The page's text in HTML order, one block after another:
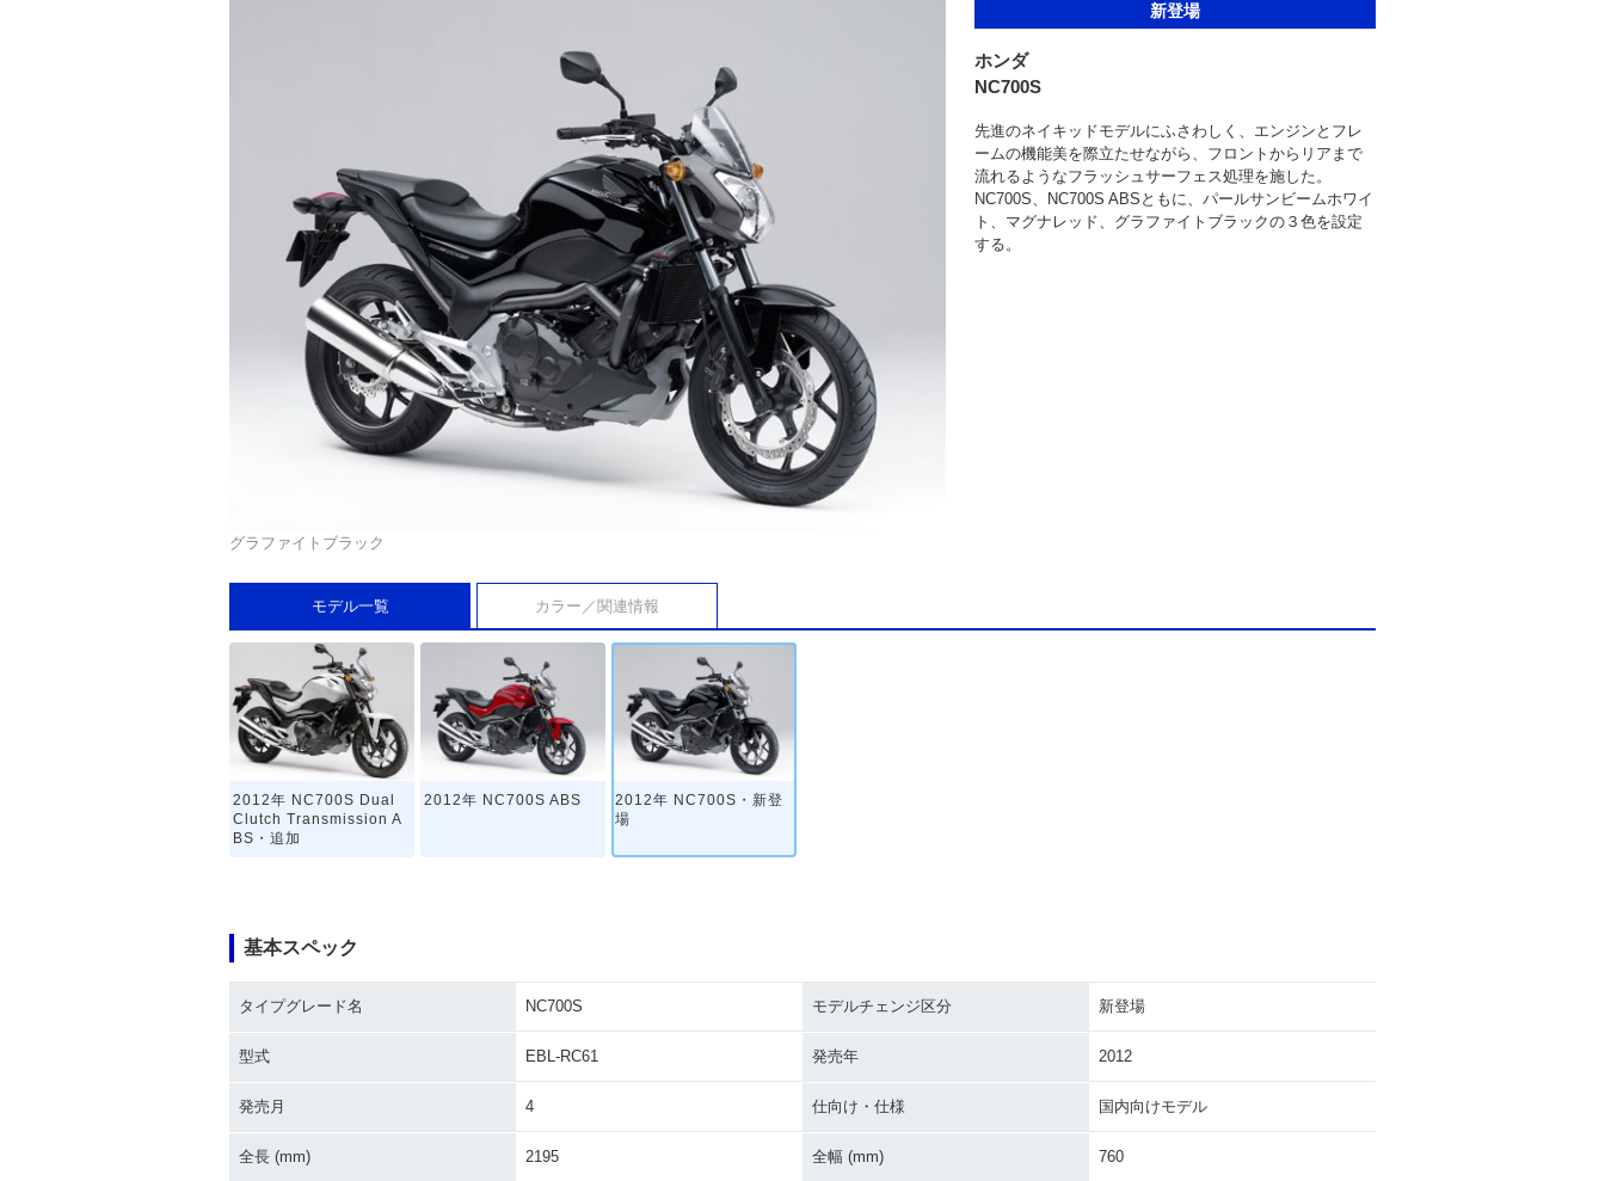
グラファイトブラック
新登場
ホンダ
NC700S
先進のネイキッドモデルにふさわしく、エンジンとフレ
ームの機能美を際立たせながら、フロントからリアまで
流れるようなフラッシュサーフェス処理を施した。
NC700S、NC700S ABSともに、パールサンビームホワイ
ト、マグナレッド、グラファイトブラックの３色を設定
する。
モデル一覧 カラー／関連情報
2012年 NC700S Dual
Clutch Transmission A
BS・追加
2012年 NC700S ABS
2012年 NC700S・新登
場
基本スペック
タイプグレード名 NC700S モデルチェンジ区分 新登場
型式 EBL-RC61 発売年 2012
発売月 4 仕向け・仕様 国内向けモデル
全長 (mm) 2195 全幅 (mm) 760